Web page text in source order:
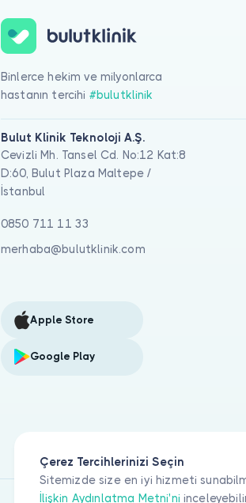
Çerez Tercihlerinizi Seçin
Sitemizde size en iyi hizmeti
İlişkin Aydınlatma Metni'ni
Binlerce hekim ve milyonlarca
hastanın tercihi #bulutklinik
Bulut Klinik Teknoloji A.Ş.
Cevizli Mh. Tansel Cd. No:12 Kat:8
D:60, Bulut Plaza Maltepe /
İstanbul
0850 711 11 33
merhaba@bulutklinik.com
Apple Store
Google Play